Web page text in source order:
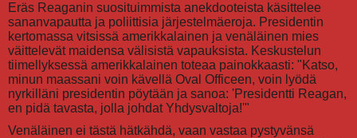
Eräs Reaganin suosituimmista anekdooteista käsittelee
sananvapautta ja poliittisia järjestelmäeroja. Presidentin
kertomassa vitsissä amerikkalainen ja venäläinen mies
väittelevät maidensa välisistä vapauksista. Keskustelun
tiimellyksessä amerikkalainen toteaa painokkaasti: "Katso,
minun maassani voin kävellä Oval Officeen, voin lyödä
nyrkilläni presidentin pöytään ja sanoa: 'Presidentti Reagan,
en pidä tavasta, jolla johdat Yhdysvaltoja!'"
Venäläinen ei tästä hätkähdä, vaan vastaa pystyvänsä